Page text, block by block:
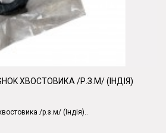
ХВОСТОВИКА /Р.З.М/ (ІНДІЯ)
/р.з.м/ (Індія)..